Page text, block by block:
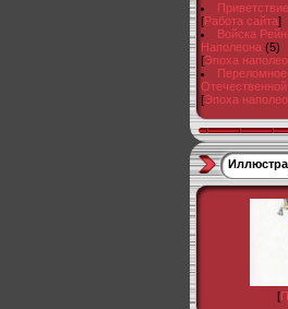
Приветствие
[Работа сайта]
Войска
Наполеона (5)
[Эпоха
[Эпоха
[